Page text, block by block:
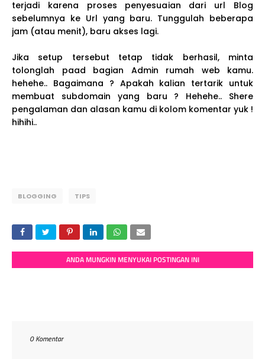
terjadi karena proses penyesuaian dari url Blog
sebelumnya ke Url yang baru. Tunggulah beberapa
jam (atau menit), baru akses lagi.
Jika setup tersebut tetap tidak berhasil, minta
tolonglah paad bagian Admin rumah web kamu.
hehehe.. Bagaimana ? Apakah kalian tertarik untuk
membuat subdomain yang baru ? Hehehe.. Shere
pengalaman dan alasan kamu di kolom komentar yuk !
hihihi..
BLOGGING TIPS
ANDA MUNGKIN MENYUKAI POSTINGAN INI
0 Komentar